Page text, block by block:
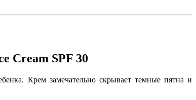
Cream SPF 30
Крем замечательно скрывает темные пятна и